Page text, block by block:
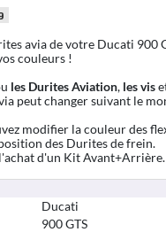
avia de votre Ducati 900
couleurs !
les Durites Aviation, les vis
peut changer suivant le
modifier la couleur des
des Durites de frein.
d'un Kit Avant+Arrière.
Ducati
900 GTS